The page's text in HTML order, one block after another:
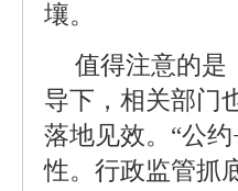
壤。
值得注意的是
导下，相关部门
落地见效。“公
性。行政监管抓